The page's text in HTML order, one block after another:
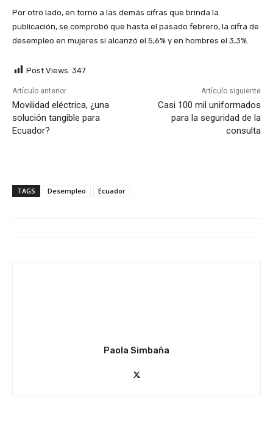
Por otro lado, en torno a las demás cifras que brinda la
publicación, se comprobó que hasta el pasado febrero, la cifra de
desempleo en mujeres sí alcanzó el 5,6% y en hombres el 3,3%.
Post Views: 347
Artículo anterior
Movilidad eléctrica, ¿una
solución tangible para
Ecuador?
Artículo siguiente
Casi 100 mil uniformados
para la seguridad de la
consulta
TAGS Desempleo Ecuador
Paola Simbaña